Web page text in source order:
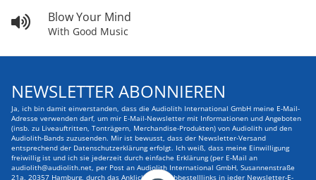
Blow Your Mind
With Good Music
NEWSLETTER ABONNIEREN
Ja, ich bin damit einverstanden, dass die Audiolith International GmbH meine E-Mail-
Adresse verwenden darf, um mir E-Mail-Newsletter mit Informationen und Angeboten
(insb. zu Liveauftritten, Tonträgern, Merchandise-Produkten) von Audiolith und den
Audiolith-Bands zuzusenden. Mir ist bewusst, dass der Newsletter-Versand
entsprechend der Datenschutzerklärung erfolgt. Ich weiß, dass meine Einwilligung
freiwillig ist und ich sie jederzeit durch einfache Erklärung (per E-Mail an
audiolith@audiolith.net, per Post an Audiolith International GmbH, Susannenstraße
21a, 20357 Hamburg, durch das Anklicken des Abbestelllinks in jeder Newsletter-E-